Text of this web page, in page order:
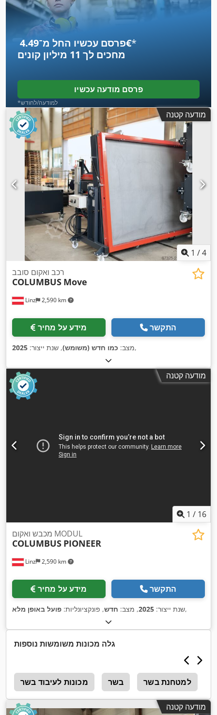
פרסם עכשיו החל מ־‏4.49 ‏€*
מחכים לך 11 מיליון קונים
פרסם מודעה עכשיו
*למודעה/לחודש
מודעה קטנה
1 /4
Linz 2,590 km
רכב ואקום סובב
COLUMBUS Move
מידע על מחיר התקשר
מצב: כמו חדש (משומש), שנת ייצור: 2025 ,
מודעה קטנה
1 / 16
Linz 2,590 km
מכבש ואקום MODUL
COLUMBUS PIONEER
מידע על מחיר התקשר
שנת ייצור: 2025, מצב: חדש, פונקציונליות: פועל באופן מלא ,
גלה מכונות משומשות נוספות
מכונות לעיבוד בשר בשר למטחנת בשר
מודעה קטנה